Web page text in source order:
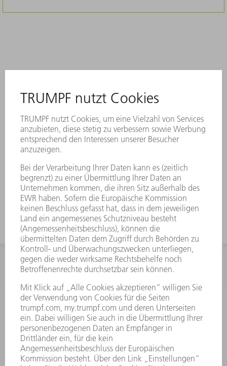
INFORMATION
Häufig gestellte Fragen
Allgemeine Geschäftsbedingungen
KONTAKT
After Sales
+43722160396550
Mo - Do: 08:00 -17:30 Uhr
Fr: 08:00 -16:30 Uhr